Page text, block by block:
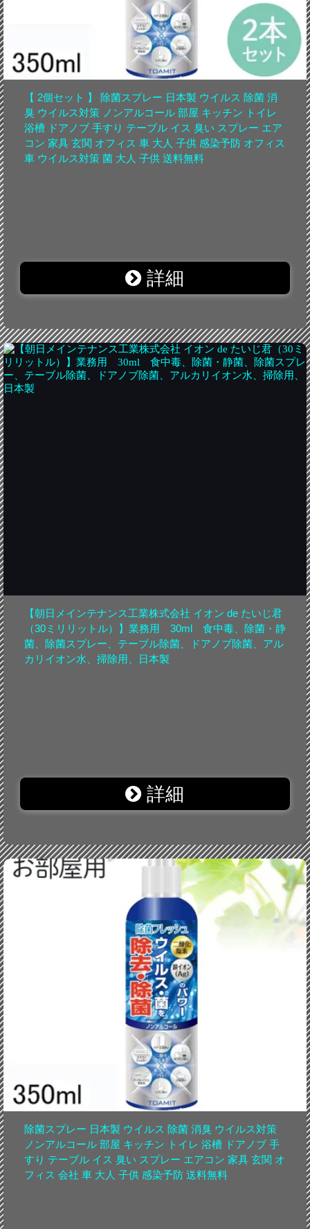
【 2個セット 】 除菌スプレー 日本製 ウイルス 除菌 消
臭 ウイルス対策 ノンアルコール 部屋 キッチン トイレ
浴槽 ドアノブ 手すり テーブル イス 臭い スプレー エア
コン 家具 玄関 オフィス 車 大人 子供 感染予防 オフィス
車 ウイルス対策 菌 大人 子供 送料無料
詳細
【朝日メインテナンス工業株式会社 イオン de たいじ君
（30ミリリットル）】業務用 30ml 食中毒、除菌・静
菌、除菌スプレー、テーブル除菌、ドアノブ除菌、アル
カリイオン水、掃除用、日本製
詳細
除菌スプレー 日本製 ウイルス 除菌 消臭 ウイルス対策
ノンアルコール 部屋 キッチン トイレ 浴槽 ドアノブ 手
すり テーブル イス 臭い スプレー エアコン 家具 玄関 オ
フィス 会社 車 大人 子供 感染予防 送料無料